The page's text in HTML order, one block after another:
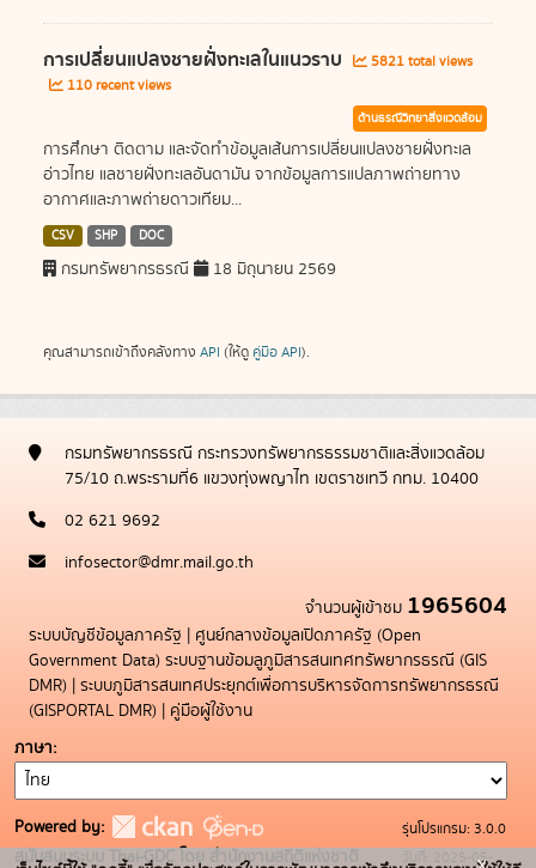
การเปลี่ยนแปลงชายฝั่งทะเลในแนวราบ
5821 total views
110 recent views
ด้านธรณีวิทยาสิ่งแวดล้อม
การศึกษา ติดตาม และจัดทำข้อมูลเส้นการเปลี่ยนแปลงชายฝั่งทะเล
อ่าวไทย แลชายฝั่งทะเลอันดามัน จากข้อมูลการแปลภาพถ่ายทาง
อากาศและภาพถ่ายดาวเทียม...
CSV SHP DOC
กรมทรัพยากรธรณี 18 มิถุนายน 2569
คุณสามารถเข้าถึงคลังทาง API (ให้ดู คู่มือ API).
กรมทรัพยากรธรณี กระทรวงทรัพยากรธรรมชาติและสิ่งแวดล้อม
75/10 ถ.พระรามที่6 แขวงทุ่งพญาไท เขตราชเทวี กทม. 10400
02 621 9692
infosector@dmr.mail.go.th
จำนวนผู้เข้าชม 1965604
ระบบบัญชีข้อมูลภาครัฐ | ศูนย์กลางข้อมูลเปิดภาครัฐ (Open
Government Data) ระบบฐานข้อมลูภูมิสารสนเทศทรัพยากรธรณี (GIS
DMR) | ระบบภูมิสารสนเทศประยุกต์เพื่อการบริหารจัดการทรัพยากรธรณี
(GISPORTAL DMR) | คู่มือผู้ใช้งาน
ภาษา
Powered by:
สนับสนุนระบบ Thai-GDC โดย สำนักงานสถิติแห่งชาติ
รุ่นโปรแกรม: 3.0.0
วันที่: 2025-05-